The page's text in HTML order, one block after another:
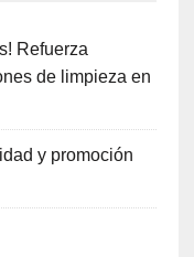
Refuerza
de limpieza en
y promoción